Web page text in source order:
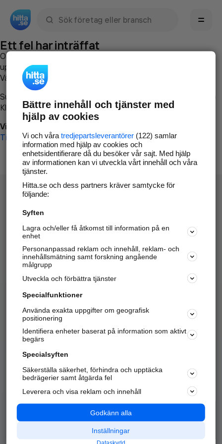
Ett fel har inträffat
Om du vill kan du
uppstod så att vi lättare och snabbare kan avhjälpa det.
Vänligen försök med följande:
Surfa till
Klicka påTillbaka-knappen i webbläsaren och försök igen
Vi beklagar besväret!
Till startsidan
Hitta.se - Gratis nummerupplysning.
Sök företag, personer och platser.
Hitta telefonnummer, adresser, företagsinfo mm.
Marknadsför företaget
Kom igång och annonsera mot
samarbetspartners nära dig.
Alla kategorier
Populära sökningar
API & Kartor
Annonsera
Integritet
Nödnummer
Bättre innehåll och tjänster med
hjälp av cookies
Vi och våra tredjepartsleverantörer(122) samlar
information med hjälp av cookies och
enhetsidentifierare då du besöker vår sajt. Med hjälp
av informationen kan vi utveckla vårt innehåll och våra
tjänster.
Hitta.se och dess partners kräver samtycke för
följande:
Syften
Lagra och/eller få åtkomst till information på en
enhet
Personanpassad reklam och innehåll, reklam- och
innehållsmätning samt forskning angående
målgrupp
Utveckla och förbättra tjänster
Specialfunktioner
Använda exakta uppgifter om geografisk
positionering
Identifiera enheter baserat på information som aktivt
begärs
Specialsyften
Säkerställa säkerhet, förhindra och upptäcka
bedrägerier samt åtgärda fel
Leverera och visa reklam och innehåll
Godkänn alla
Inställningar
Dataskydd